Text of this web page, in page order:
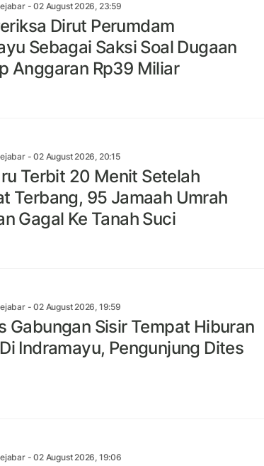
- 02 August 2026, 23:59
Dirut Perumdam
Sebagai Saksi Soal Dugaan
Anggaran Rp39 Miliar
- 02 August 2026, 20:15
Terbit 20 Menit Setelah
Terbang, 95 Jamaah Umrah
Gagal Ke Tanah Suci
- 02 August 2026, 19:59
Gabungan Sisir Tempat Hiburan
Indramayu, Pengunjung Dites
- 02 August 2026, 19:06